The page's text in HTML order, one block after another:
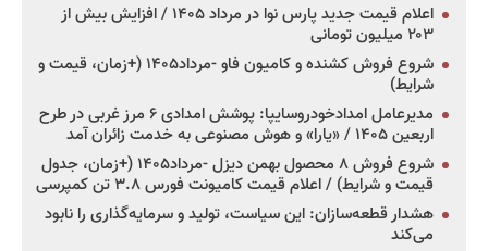
اعلام قیمت جدید پارس نوا در مرداد ۱۴۰۵ / افزایش بیش از
۲۰۳ میلیون تومانی
شروع فروش کشنده و کامیون فاو -مرداد۱۴۰۵ (+زمان، قیمت و
شرایط)
مدیرعامل امدادخودروسایپا: پوشش امدادی ۶ مرز غربی در طرح
اربعین ۱۴۰۵ / «یارا» و هوش مصنوعی به خدمت زائران آمد
شروع فروش ۸ محصول بهمن دیزل -مرداد۱۴۰۵ (+زمان، جدول
قیمت و شرایط) / اعلام قیمت کامیونت فورس ۳.۸ تن کمپرسی
هشدار قطعه‌سازان: این سیاست، تولید و سرمایه‌گذاری را نابود
می‌کند